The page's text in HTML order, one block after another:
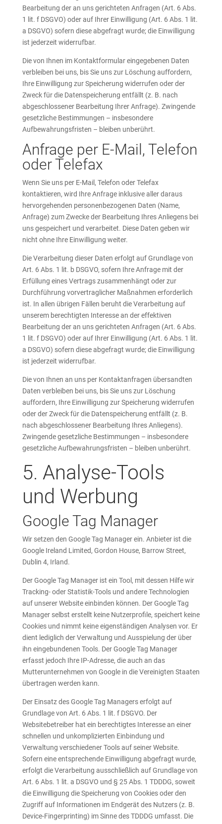
Bearbeitung der an uns gerichteten Anfragen (Art. 6 Abs.
1 lit. f DSGVO) oder auf Ihrer Einwilligung (Art. 6 Abs. 1 lit.
a DSGVO) sofern diese abgefragt wurde; die Einwilligung
ist jederzeit widerrufbar.
Die von Ihnen im Kontaktformular eingegebenen Daten
verbleiben bei uns, bis Sie uns zur Löschung auffordern,
Ihre Einwilligung zur Speicherung widerrufen oder der
Zweck für die Datenspeicherung entfällt (z. B. nach
abgeschlossener Bearbeitung Ihrer Anfrage). Zwingende
gesetzliche Bestimmungen – insbesondere
Aufbewahrungsfristen – bleiben unberührt.
Anfrage per E-Mail, Telefon
oder Telefax
Wenn Sie uns per E-Mail, Telefon oder Telefax
kontaktieren, wird Ihre Anfrage inklusive aller daraus
hervorgehenden personenbezogenen Daten (Name,
Anfrage) zum Zwecke der Bearbeitung Ihres Anliegens bei
uns gespeichert und verarbeitet. Diese Daten geben wir
nicht ohne Ihre Einwilligung weiter.
Die Verarbeitung dieser Daten erfolgt auf Grundlage von
Art. 6 Abs. 1 lit. b DSGVO, sofern Ihre Anfrage mit der
Erfüllung eines Vertrags zusammenhängt oder zur
Durchführung vorvertraglicher Maßnahmen erforderlich
ist. In allen übrigen Fällen beruht die Verarbeitung auf
unserem berechtigten Interesse an der effektiven
Bearbeitung der an uns gerichteten Anfragen (Art. 6 Abs.
1 lit. f DSGVO) oder auf Ihrer Einwilligung (Art. 6 Abs. 1 lit.
a DSGVO) sofern diese abgefragt wurde; die Einwilligung
ist jederzeit widerrufbar.
Die von Ihnen an uns per Kontaktanfragen übersandten
Daten verbleiben bei uns, bis Sie uns zur Löschung
auffordern, Ihre Einwilligung zur Speicherung widerrufen
oder der Zweck für die Datenspeicherung entfällt (z. B.
nach abgeschlossener Bearbeitung Ihres Anliegens).
Zwingende gesetzliche Bestimmungen – insbesondere
gesetzliche Aufbewahrungsfristen – bleiben unberührt.
5. Analyse-Tools
und Werbung
Google Tag Manager
Wir setzen den Google Tag Manager ein. Anbieter ist die
Google Ireland Limited, Gordon House, Barrow Street,
Dublin 4, Irland.
Der Google Tag Manager ist ein Tool, mit dessen Hilfe wir
Tracking- oder Statistik-Tools und andere Technologien
auf unserer Website einbinden können. Der Google Tag
Manager selbst erstellt keine Nutzerprofile, speichert keine
Cookies und nimmt keine eigenständigen Analysen vor. Er
dient lediglich der Verwaltung und Ausspielung der über
ihn eingebundenen Tools. Der Google Tag Manager
erfasst jedoch Ihre IP-Adresse, die auch an das
Mutterunternehmen von Google in die Vereinigten Staaten
übertragen werden kann.
Der Einsatz des Google Tag Managers erfolgt auf
Grundlage von Art. 6 Abs. 1 lit. f DSGVO. Der
Websitebetreiber hat ein berechtigtes Interesse an einer
schnellen und unkomplizierten Einbindung und
Verwaltung verschiedener Tools auf seiner Website.
Sofern eine entsprechende Einwilligung abgefragt wurde,
erfolgt die Verarbeitung ausschließlich auf Grundlage von
Art. 6 Abs. 1 lit. a DSGVO und § 25 Abs. 1 TDDDG, soweit
die Einwilligung die Speicherung von Cookies oder den
Zugriff auf Informationen im Endgerät des Nutzers (z. B.
Device-Fingerprinting) im Sinne des TDDDG umfasst. Die